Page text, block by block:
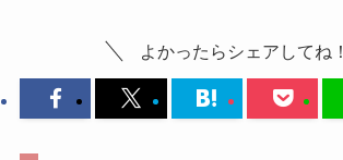
よかったらシェアしてね！